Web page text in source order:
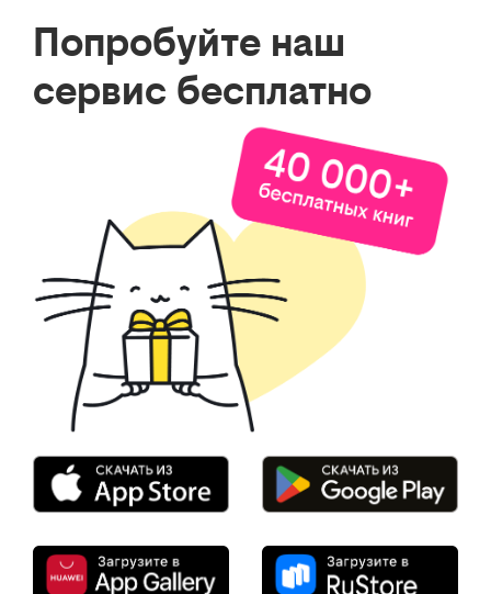
Попробуйте наш
сервис бесплатно